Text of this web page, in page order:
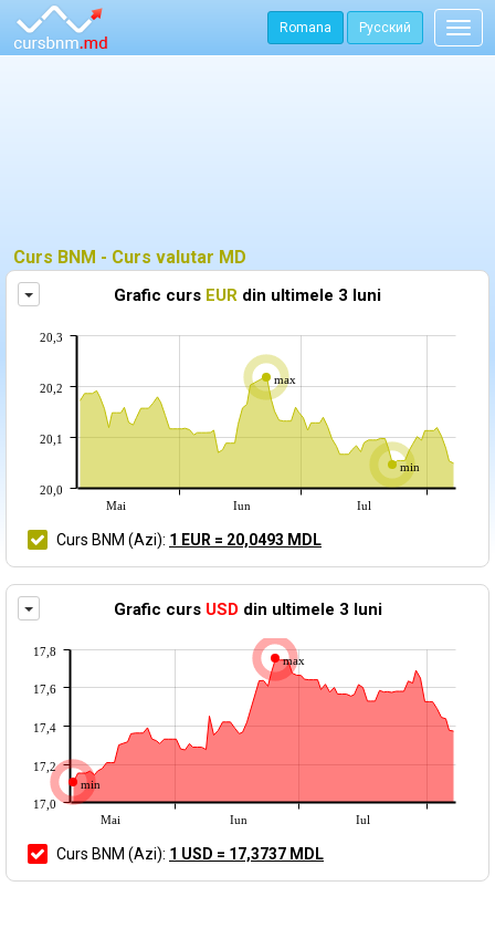
Romana Русский
Curs BNM - Curs valutar MD
Afiseaza grafic curs valutar BNM in alta moneda
Grafic curs EUR din ultimele 3 luni
max
min
Mai Iun Iul
20,0
20,1
20,2
20,3
Curs BNM (Azi): 1 EUR = 20,0493 MDL
Afiseaza grafic curs valutar BNM in alta moneda
Grafic curs USDdin ultimele 3 luni
min
max
Mai Iun Iul
17,0
17,2
17,4
17,6
17,8
Curs BNM (Azi): 1 USD = 17,3737 MDL